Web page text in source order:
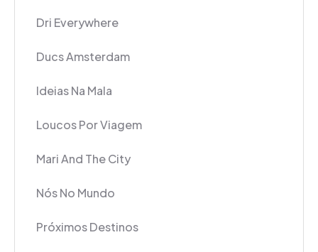
Dri Everywhere
Ducs Amsterdam
Ideias Na Mala
Loucos Por Viagem
Mari And The City
Nós No Mundo
Próximos Destinos